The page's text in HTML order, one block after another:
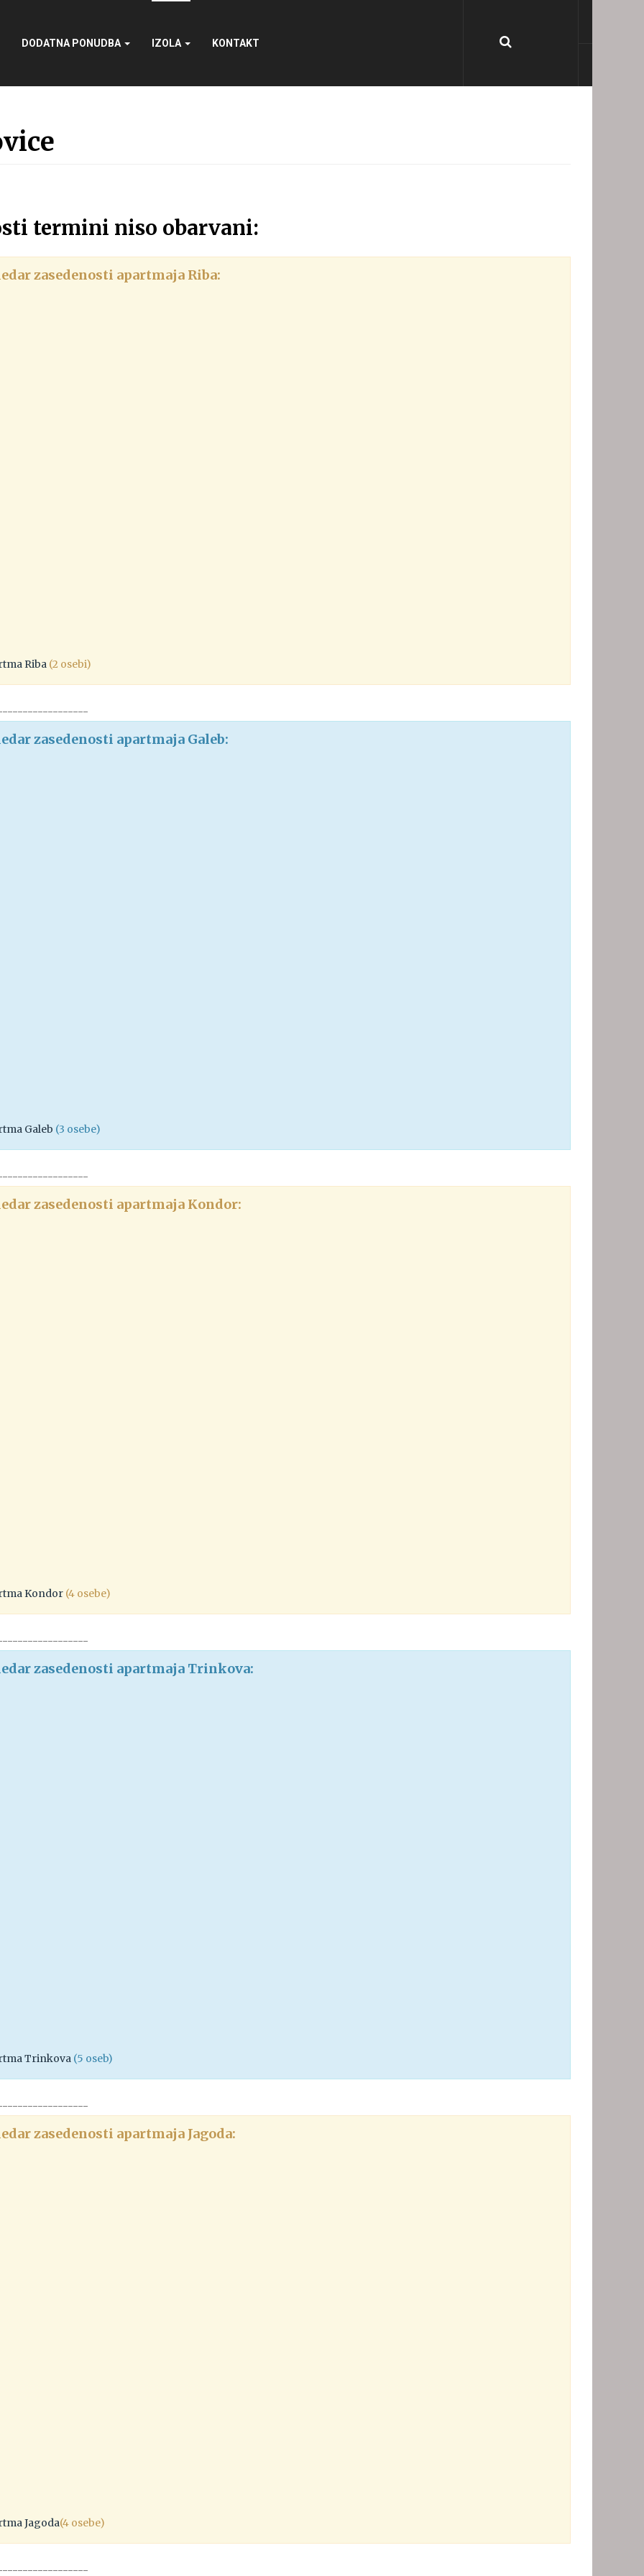
DODATNA PONUDBA IZOLA KONTAKT
termini niso obarvani:
zasedenosti apartmaja Riba:
Riba (2 osebi)
zasedenosti apartmaja Galeb:
Galeb (3 osebe)
zasedenosti apartmaja Kondor:
Kondor (4 osebe)
zasedenosti apartmaja Trinkova:
Trinkova (5 oseb)
zasedenosti apartmaja Jagoda:
Jagoda(4 osebe)